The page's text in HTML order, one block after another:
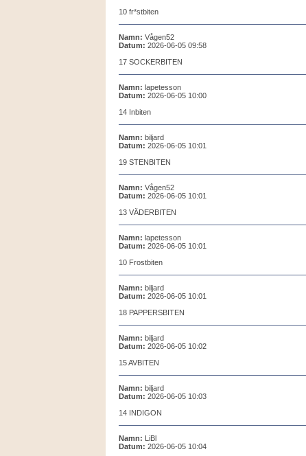
10 fr*stbiten
Namn: Vågen52
Datum: 2026-06-05 09:58
17 SOCKERBITEN
Namn: lapetesson
Datum: 2026-06-05 10:00
14 Inbiten
Namn: biljard
Datum: 2026-06-05 10:01
19 STENBITEN
Namn: Vågen52
Datum: 2026-06-05 10:01
13 VÄDERBITEN
Namn: lapetesson
Datum: 2026-06-05 10:01
10 Frostbiten
Namn: biljard
Datum: 2026-06-05 10:01
18 PAPPERSBITEN
Namn: biljard
Datum: 2026-06-05 10:02
15 AVBITEN
Namn: biljard
Datum: 2026-06-05 10:03
14 INDIGON
Namn: LiBl
Datum: 2026-06-05 10:04